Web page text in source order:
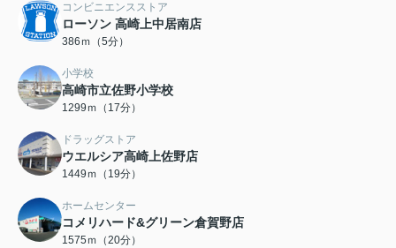
コンビニエンスストア
ローソン 高崎上中居南店
386ｍ（5分）
小学校
高崎市立佐野小学校
1299ｍ（17分）
ドラッグストア
ウエルシア高崎上佐野店
1449ｍ（19分）
ホームセンター
コメリハード&グリーン倉賀野店
1575ｍ（20分）